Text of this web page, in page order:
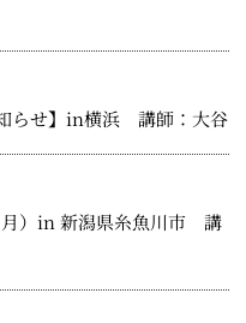
知らせ】in横浜 講師：大谷
月）in 新潟県糸魚川市 講